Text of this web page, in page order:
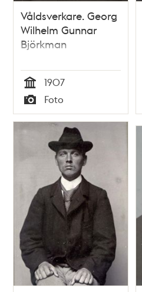
Våldsverkare. Georg
Wilhelm Gunnar
Björkman
Tid
1907
Typ
Foto